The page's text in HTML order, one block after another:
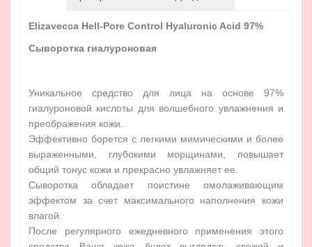
Elizavecca Hell-Pore Control Hyaluronic Acid 97%
Сыворотка гиалуроновая
Уникальное средство для лица на основе 97%
гиалуроновой кислоты для волшебного увлажнения и
преображения кожи.
Эффективно борется с легкими мимическими и более
выраженными, глубокими морщинами, повышает
общий тонус кожи и прекрасно увлажняет ее.
Сыворотка обладает поистине омолаживающим
эффектом за счет максимального наполнения кожи
влагой.
После регулярного ежедневного применения этого